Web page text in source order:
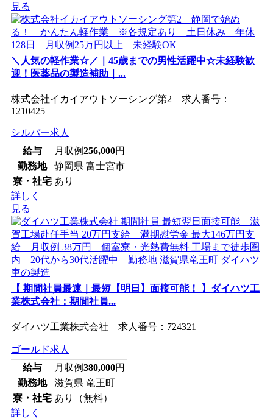
見る
＼人気の軽作業☆／｜45歳までの男性活躍中☆未経験歓
迎！医薬品の製造補助｜...
株式会社イカイアウトソーシング第2 求人番号：
1210425
シルバー求人
給与
月収例256,000円
勤務地
静岡県 富士宮市
寮・社宅 あり
詳しく
見る
【 期間社員最速｜最短【明日】面接可能！ 】ダイハツ工
業株式会社：期間社員...
ダイハツ工業株式会社 求人番号：724321
ゴールド求人
給与
月収例380,000円
勤務地
滋賀県 竜王町
寮・社宅 あり（無料）
詳しく